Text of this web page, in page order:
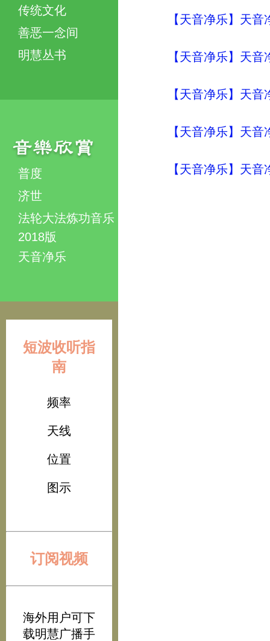
传统文化
善恶一念间
明慧丛书
普度
济世
法轮大法炼功音乐
2018版
天音净乐
短波收听指
南
频率
天线
位置
图示
订阅视频
海外用户可下
载明慧广播手
【天音净乐】天
【天音净乐】天
【天音净乐】天
【天音净乐】天
【天音净乐】天